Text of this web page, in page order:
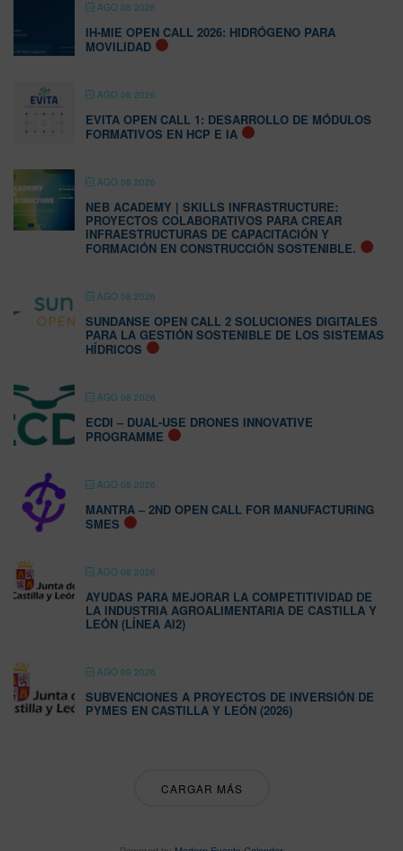
AGO 08 2026
IH-MIE OPEN CALL 2026: HIDRÓGENO PARA
MOVILIDAD
AGO 08 2026
EVITA OPEN CALL 1: DESARROLLO DE MÓDULOS
FORMATIVOS EN HCP E IA
AGO 08 2026
NEB ACADEMY | SKILLS INFRASTRUCTURE:
PROYECTOS COLABORATIVOS PARA CREAR
INFRAESTRUCTURAS DE CAPACITACIÓN Y
FORMACIÓN EN CONSTRUCCIÓN SOSTENIBLE.
AGO 08 2026
SUNDANSE OPEN CALL 2 SOLUCIONES DIGITALES
PARA LA GESTIÓN SOSTENIBLE DE LOS SISTEMAS
HÍDRICOS
AGO 08 2026
ECDI – DUAL-USE DRONES INNOVATIVE
PROGRAMME
AGO 08 2026
MANTRA – 2ND OPEN CALL FOR MANUFACTURING
SMES
AGO 08 2026
AYUDAS PARA MEJORAR LA COMPETITIVIDAD DE
LA INDUSTRIA AGROALIMENTARIA DE CASTILLA Y
LEÓN (LÍNEA AI2)
AGO 09 2026
SUBVENCIONES A PROYECTOS DE INVERSIÓN DE
PYMES EN CASTILLA Y LEÓN (2026)
CARGAR MÁS